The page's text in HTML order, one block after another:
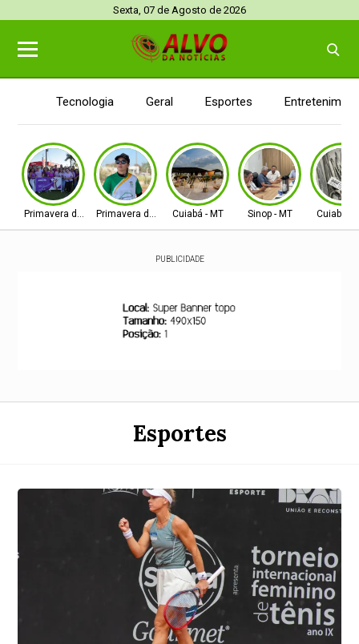
Sexta, 07 de Agosto de 2026
Tecnologia Geral Esportes
Primavera do LestePrimavera do LesteCuiabá - MT Sinop - MT Cuiabá -
PUBLICIDADE
Esportes